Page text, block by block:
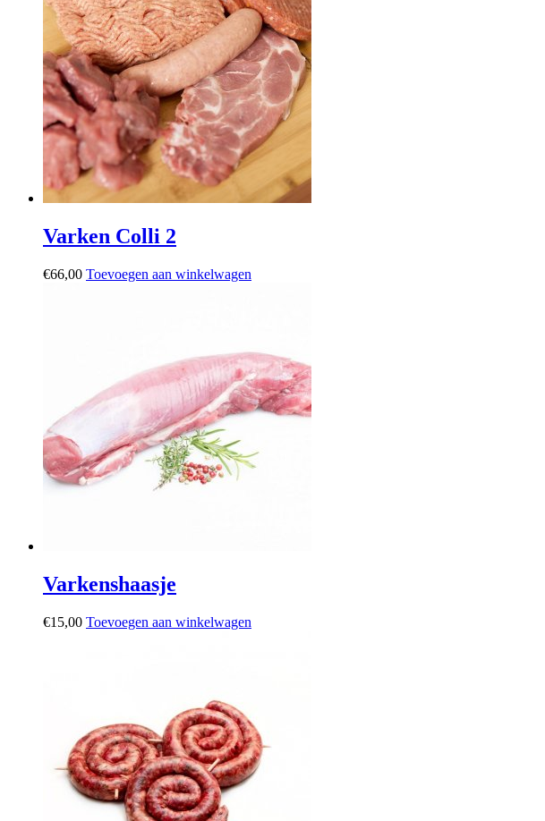
Varken Colli 2
€66,00 Toevoegen aan winkelwagen
Varkenshaasje
€15,00 Toevoegen aan winkelwagen